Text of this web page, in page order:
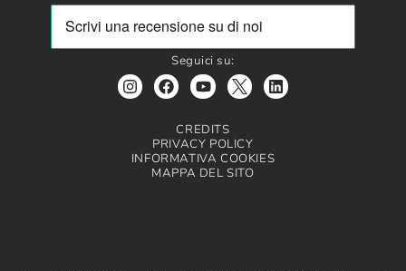
Seguici su:
CREDITS
PRIVACY POLICY
INFORMATIVA COOKIES
MAPPA DEL SITO